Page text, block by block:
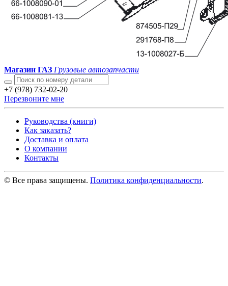
Магазин ГАЗ Грузовые автозапчасти
+7 (978) 732-02-20
Перезвоните мне
Руководства (книги)
Как заказать?
Доставка и оплата
О компании
Контакты
© Все права защищены. Политика конфиденциальности.